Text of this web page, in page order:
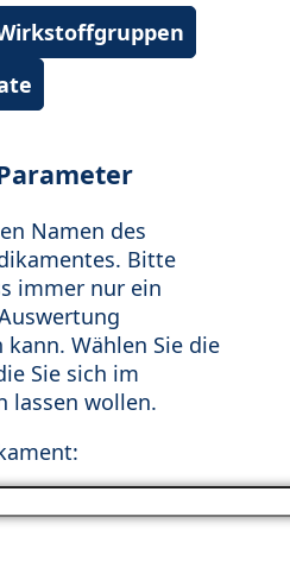
Namen des
Bitte
immer nur ein
Wählen Sie die
Sie sich im
lassen wollen.